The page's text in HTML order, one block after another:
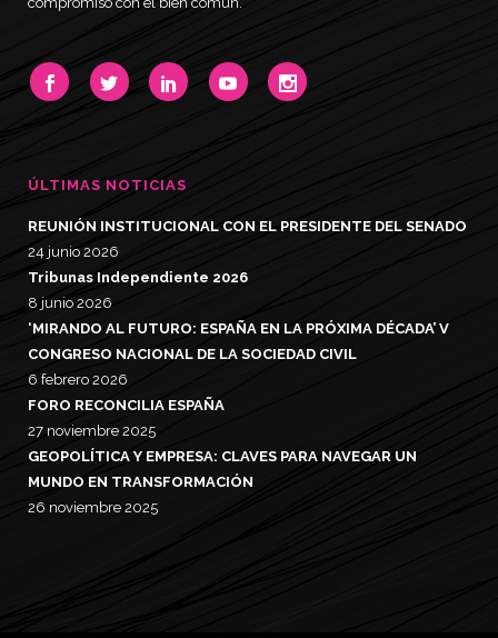
ÚLTIMAS NOTICIAS
REUNIÓN INSTITUCIONAL CON EL PRESIDENTE DEL SENADO
24 junio 2026
Tribunas Independiente 2026
8 junio 2026
‘MIRANDO AL FUTURO: ESPAÑA EN LA PRÓXIMA DÉCADA’ V
CONGRESO NACIONAL DE LA SOCIEDAD CIVIL
6 febrero 2026
FORO RECONCILIA ESPAÑA
27 noviembre 2025
GEOPOLÍTICA Y EMPRESA: CLAVES PARA NAVEGAR UN
MUNDO EN TRANSFORMACIÓN
26 noviembre 2025